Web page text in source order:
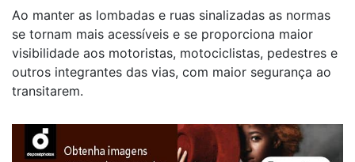
Ao manter as lombadas e ruas sinalizadas as normas
se tornam mais acessíveis e se proporciona maior
visibilidade aos motoristas, motociclistas, pedestres e
outros integrantes das vias, com maior segurança ao
transitarem.